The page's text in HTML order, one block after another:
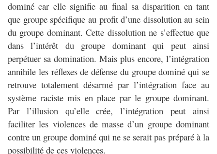
dominé car elle signifie au final sa disparition en tant
que groupe spécifique au profit d’une dissolution au sein
du groupe dominant. Cette dissolution ne s’effectue que
dans l’intérêt du groupe dominant qui peut ainsi
perpétuer sa domination. Mais plus encore, l’intégration
annihile les réflexes de défense du groupe dominé qui se
retrouve totalement désarmé par l’intégration face au
système raciste mis en place par le groupe dominant.
Par l’illusion qu’elle crée, l’intégration peut ainsi
faciliter les violences de masse d’un groupe dominant
contre un groupe dominé qui ne se serait pas préparé à la
possibilité de ces violences.